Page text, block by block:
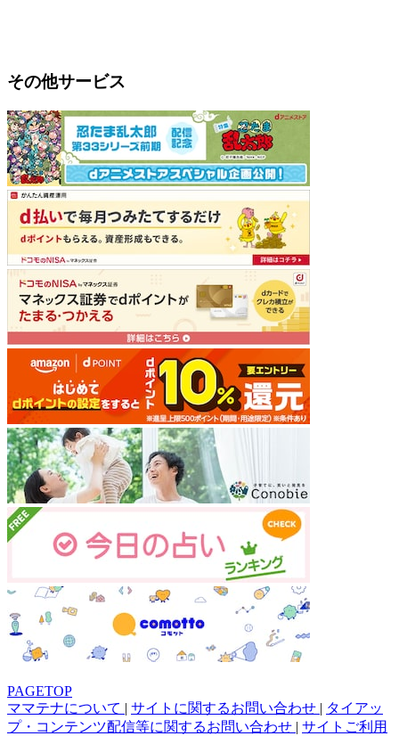
その他サービス
PAGETOP
ママテナについて | サイトに関するお問い合わせ | タイアッ
プ・コンテンツ配信等に関するお問い合わせ | サイトご利用